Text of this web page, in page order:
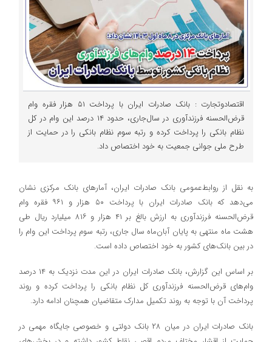
اقتصادوتجارت : ​بانک صادرات ایران با پرداخت ۵۱ هزار فقره وام
قرض‌الحسنه فرزندآوری در سال‌جاری، حدود ۱۴ درصد این وام‌ در کل
نظام بانکی را پرداخت کرده و رتبه سوم نظام بانکی را در حمایت از
طرح ملی جوانی جمعیت به خود اختصاص داد.
به نقل از روابط‌عمومی بانک صادرات ایران، آمارهای بانک مرکزی نشان
می‌دهد که بانک صادرات ایران با پرداخت ۵۰ هزار و ۹۶۱ فقره وام
قرض‌الحسنه فرزندآوری به ارزش بالغ بر ۴۱ هزار و ۸۱۶ میلیارد ریال طی
هشت ماه منتهی به پایان آبان‌ماه سال جاری، رتبه سوم پرداخت این وام را
در بین بانک‌های کشور به خود اختصاص داده است.
بر اساس این گزارش، بانک صادرات ایران در این مدت نزدیک به ۱۴ درصد
وام‌های قرض‌الحسنه فرزندآوری کل نظام بانکی را پرداخت کرده و روند
پرداخت آن با توجه به روند تکمیل مدارک متقاضیان همچنان ادامه دارد.
بانک صادرات ایران در میان ۲۸ بانک دولتی و خصوصی جایگاه مهمی در